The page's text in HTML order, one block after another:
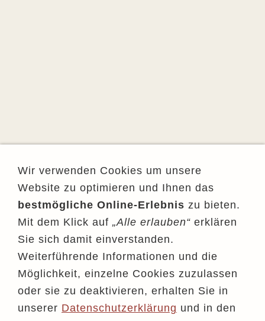
Wir verwenden Cookies um unsere
Website zu optimieren und Ihnen das
bestmögliche Online-Erlebnis zu bieten.
Mit dem Klick auf „Alle erlauben“ erklären
Sie sich damit einverstanden.
Weiterführende Informationen und die
Möglichkeit, einzelne Cookies zuzulassen
oder sie zu deaktivieren, erhalten Sie in
unserer Datenschutzerklärung und in den